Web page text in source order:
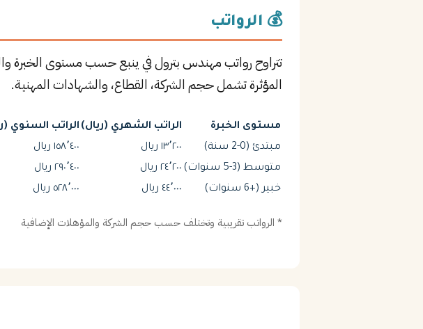
💰 الرواتب
تتراوح رواتب مهندس بترول في ينبع حسب مستوى الخبرة
المؤثرة تشمل حجم الشركة، القطاع، والشهادات المهنية.
مستوى الخبرة الراتب الشهري (ريال) الراتب السنوي
مبتدئ (0-2 سنة)
١٣٬٢٠٠ ريال
١٥٨٬٤٠٠ ريال
متوسط (3-5 سنوات)
٢٤٬٢٠٠ ريال
٢٩٠٬٤٠٠ ريال
خبير (+6 سنوات)
٤٤٬٠٠٠ ريال ٥٢٨٬٠٠٠ ريال
* الرواتب تقريبية وتختلف حسب حجم الشركة والمؤهلات الإضافية